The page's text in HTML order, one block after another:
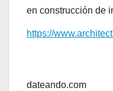
en construcción de
https://
dateando.com